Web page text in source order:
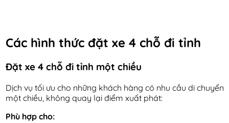
Các hình thức đặt xe 4 chỗ đi tỉnh
Đặt xe 4 chỗ đi tỉnh một chiều
Dịch vụ tối ưu cho những khách hàng có nhu cầu di chuyển
một chiều, không quay lại điểm xuất phát:
Phù hợp cho: